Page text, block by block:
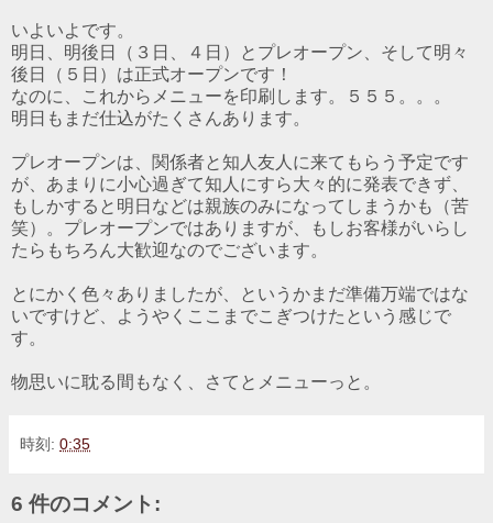
いよいよです。
明日、明後日（３日、４日）とプレオープン、そして明々
後日（５日）は正式オープンです！
なのに、これからメニューを印刷します。５５５。。。
明日もまだ仕込がたくさんあります。
プレオープンは、関係者と知人友人に来てもらう予定です
が、あまりに小心過ぎて知人にすら大々的に発表できず、
もしかすると明日などは親族のみになってしまうかも（苦
笑）。プレオープンではありますが、もしお客様がいらし
たらもちろん大歓迎なのでございます。
とにかく色々ありましたが、というかまだ準備万端ではな
いですけど、ようやくここまでこぎつけたという感じで
す。
物思いに耽る間もなく、さてとメニューっと。
時刻: 0:35
6 件のコメント: